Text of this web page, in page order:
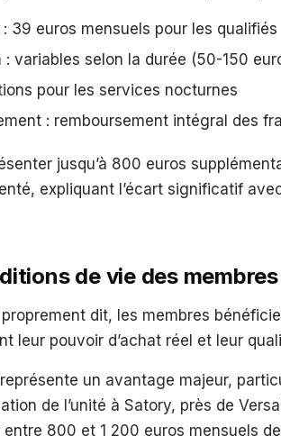
39 euros mensuels pour les qualifiés
: variables selon la durée (50-150
pour les services nocturnes
: remboursement intégral des
jusqu’à 800 euros
expliquant l’écart significatif
de vie des membres
proprement dit, les membres
leur pouvoir d’achat réel et leur
un avantage majeur,
de l’unité à Satory, près de
entre 800 et 1 200 euros mensuels